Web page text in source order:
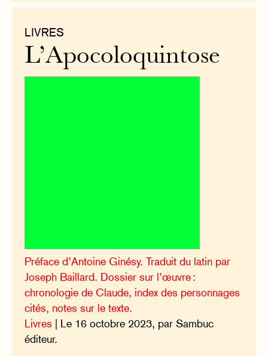
LIVRES
L’Apocoloquintose
Préface d’Antoine Ginésy. Traduit du latin par
Joseph Baillard. Dossier sur l’œuvre :
chronologie de Claude, index des personnages
cités, notes sur le texte.
Livres | Le 16 octobre 2023, par Sambuc
éditeur.